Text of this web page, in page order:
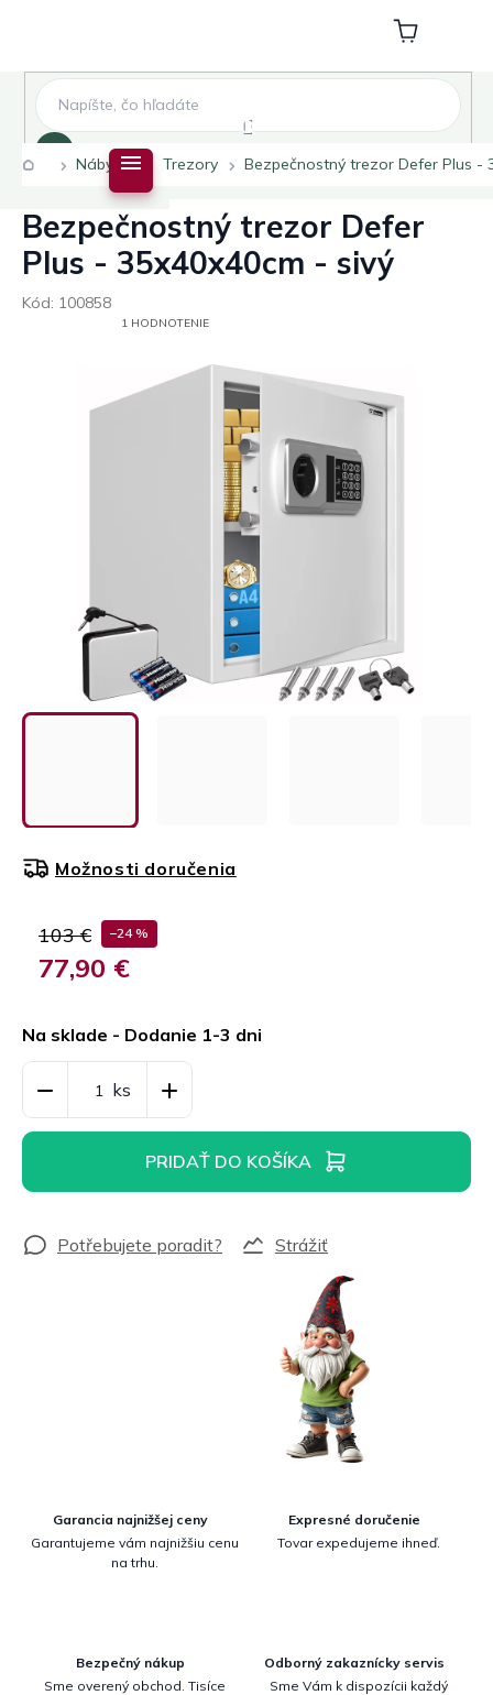
Nákupný
košík
Domov
Nábytok Trezory Bezpečnostný trezor Defer Plus -
Bezpečnostný trezor Defer
Plus - 35x40x40cm - sivý
Kód: 100858
PRIEMERNÉ1 HODNOTENIE
103 € –24 %
77,90 €
cena:
Na sklade - Dodanie 1-3 dni
Možnosti doručenia
PRIDAŤ DO KOŠÍKA
Strážiť
Garancia najnižšej ceny
Garantujeme vám najnižšiu cenu
na trhu.
Expresné doručenie
Tovar expedujeme ihneď.
Bezpečný nákup
Sme overený obchod. Tisíce
Odborný zakaznícky servis
Sme Vám k dispozícii každý